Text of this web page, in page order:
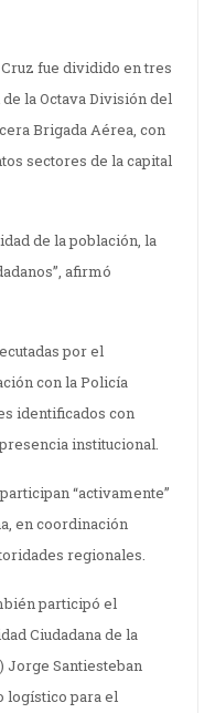
fue dividido en tres
la Octava División del
Brigada Aérea, con
sectores de la capital
de la población, la
afirmó
por el
con la Policía
identificados con
institucional.
“activamente”
en coordinación
regionales.
participó el
Ciudadana de la
Jorge Santiesteban
logístico para el